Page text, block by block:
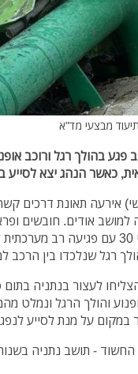
מבצעי מד"א
פגע בהולך רגל ורוכב
כאשר הנהג יצא לסייע
למושב אודים. חובשים
על שני גברים כבני 30 עם
רגל שנלכדו בין
והולך הרגל ונמלט
על מנת לסייע